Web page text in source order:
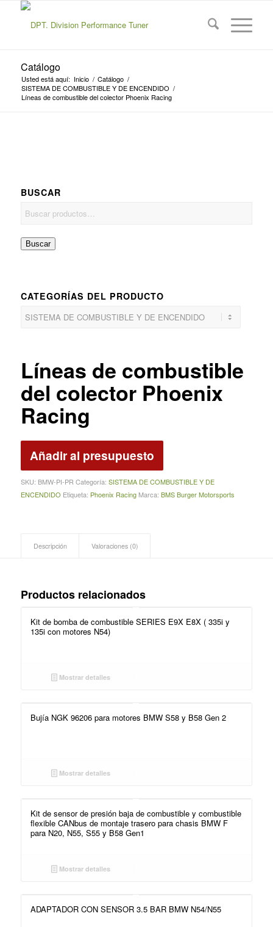
Catálogo
Usted está aquí: Inicio / Catálogo /
SISTEMA DE COMBUSTIBLE Y DE ENCENDIDO /
Líneas de combustible del colector Phoenix Racing
BUSCAR
Buscar
CATEGORÍAS DEL PRODUCTO
Líneas de combustible
del colector Phoenix
Racing
Añadir al presupuesto
SKU: BMW-PI-PR Categoría: SISTEMA DE COMBUSTIBLE Y DE
ENCENDIDO Etiqueta: Phoenix Racing Marca: BMS Burger Motorsports
Descripción Valoraciones (0)
Productos relacionados
Kit de bomba de combustible SERIES E9X E8X ( 335i y
135i con motores N54)
Mostrar detalles
Bujía NGK 96206 para motores BMW S58 y B58 Gen 2
Mostrar detalles
Kit de sensor de presión baja de combustible y combustible
flexible CANbus de montaje trasero para chasis BMW F
para N20, N55, S55 y B58 Gen1
Mostrar detalles
ADAPTADOR CON SENSOR 3.5 BAR BMW N54/N55